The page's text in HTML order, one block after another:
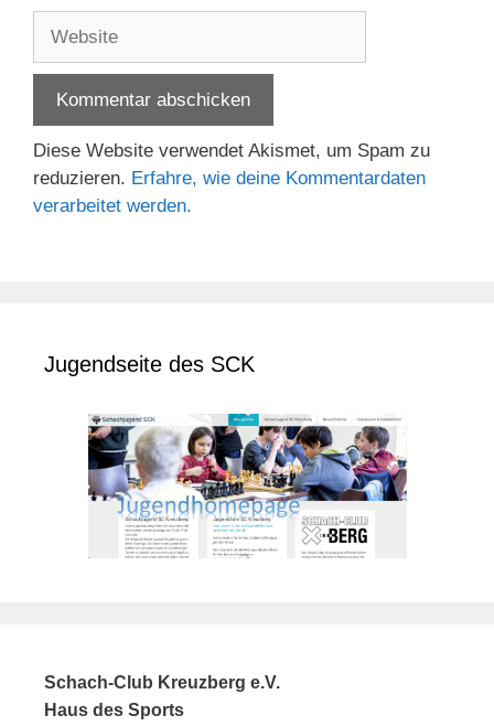
Adresse
Diese Website verwendet Akismet, um Spam zu
reduzieren. Erfahre, wie deine Kommentardaten
verarbeitet werden.
Jugendseite des SCK
Schach-Club Kreuzberg e.V.
Haus des Sports